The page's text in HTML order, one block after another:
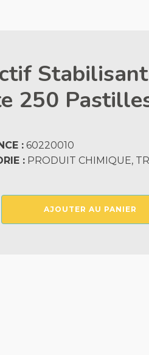
250
: 60220010
: PRODUIT CHIMIQUE,
AJOUTER AU PANIER